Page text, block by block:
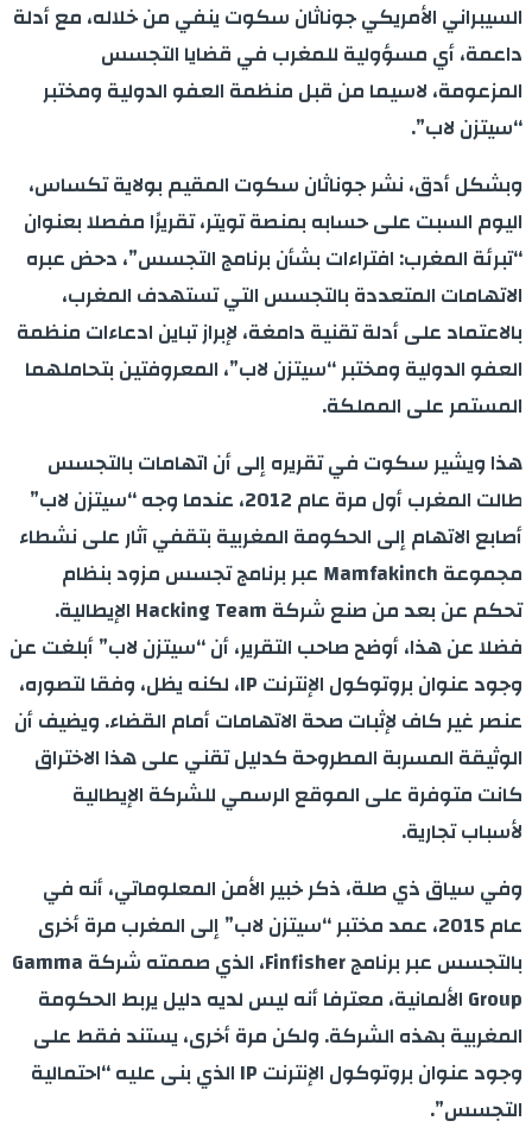
السيبراني الأمريكي جوناثان سكوت ينفي من خلاله، مع أدلة
داعمة، أي مسؤولية للمغرب في قضايا التجسس
المزعومة، لاسيما من قبل منظمة العفو الدولية ومختبر
“سيتزن لاب”.
وبشكل أدق، نشر جوناثان سكوت المقيم بولاية تكساس،
اليوم السبت على حسابه بمنصة تويتر، تقريرًا مفصلا بعنوان
“تبرئة المغرب: افتراءات بشأن برنامج التجسس”، دحض عبره
الاتهامات المتعددة بالتجسس التي تستهدف المغرب،
بالاعتماد على أدلة تقنية دامغة، لإبراز تباين ادعاءات منظمة
العفو الدولية ومختبر “سيتزن لاب”، المعروفتين بتحاملهما
المستمر على المملكة.
هذا ويشير سكوت في تقريره إلى أن اتهامات بالتجسس
طالت المغرب أول مرة عام 2012، عندما وجه “سيتزن لاب”
أصابع الاتهام إلى الحكومة المغربية بتقفي آثار على نشطاء
مجموعة Mamfakinch عبر برنامج تجسس مزود بنظام
تحكم عن بعد من صنع شركة Hacking Team الإيطالية.
فضلا عن هذا، أوضح صاحب التقرير، أن “سيتزن لاب” أبلغت عن
وجود عنوان بروتوكول الإنترنت IP، لكنه يظل، وفقا لتصوره،
عنصر غير كاف لإثبات صحة الاتهامات أمام القضاء. ويضيف أن
الوثيقة المسربة المطروحة كدليل تقني على هذا الاختراق
كانت متوفرة على الموقع الرسمي للشركة الإيطالية
لأسباب تجارية.
وفي سياق ذي صلة، ذكر خبير الأمن المعلوماتي، أنه في
عام 2015، عمد مختبر “سيتزن لاب” إلى المغرب مرة أخرى
بالتجسس عبر برنامج Finfisher، الذي صممته شركة Gamma
Group الألمانية، معترفا أنه ليس لديه دليل يربط الحكومة
المغربية بهذه الشركة. ولكن مرة أخرى، يستند فقط على
وجود عنوان بروتوكول الإنترنت IP الذي بنى عليه “احتمالية
التجسس”.